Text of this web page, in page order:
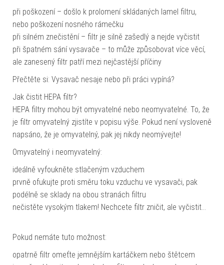
při poškození – došlo k prolomení skládaných lamel filtru,
nebo poškození nosného rámečku
při silném znečistění – filtr je silně zašedlý a nejde vyčistit
při špatném sání vysavače – to může způsobovat více věcí,
ale zanesený filtr patří mezi nejčastější příčiny
Přečtěte si: Vysavač nesaje nebo při práci vypíná?
Jak čistit HEPA filtr?
HEPA filtry mohou být omyvatelné nebo neomyvatelné. To, že
je filtr omyvatelný zjistíte v popisu výše. Pokud není vysloveně
napsáno, že je omyvatelný, pak jej nikdy neomývejte!
Omyvatelný i neomyvatelný:
ideálně vyfoukněte stlačeným vzduchem
prvně ofukujte proti směru toku vzduchu ve vysavači, pak
podélně se sklady na obou stranách filtru
nečistěte vysokým tlakem! Nechcete filtr zničit, ale vyčistit…
Pokud nemáte tuto možnost:
opatrně filtr omeťte jemnějším kartáčkem nebo štětcem